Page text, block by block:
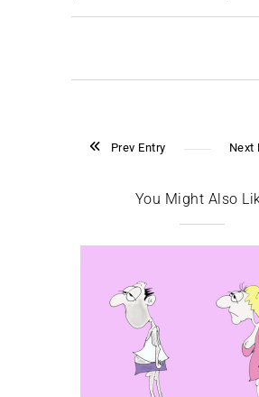
Prev Entry Next
You Might Also